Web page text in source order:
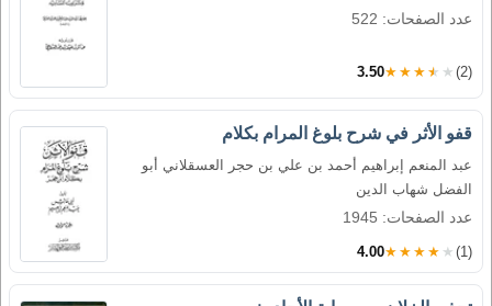
عدد الصفحات: 522
3.50★★★★★ (2)
قفو الأثر في شرح بلوغ المرام بكلام
عبد المنعم إبراهيم أحمد بن علي بن حجر العسقلاني أبو
الفضل شهاب الدين
عدد الصفحات: 1945
4.00★★★★★ (1)